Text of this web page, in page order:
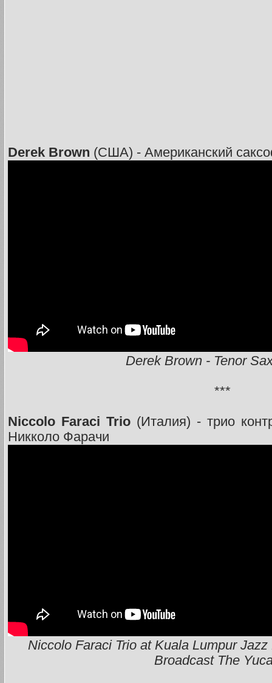
Derek Brown (США) - Американский
Derek Brown - Tenor
***
Niccolo Faraci Trio (Италия) - трио
Никколо Фарачи
Niccolo Faraci Trio at Kuala Lumpur
Broadcast The